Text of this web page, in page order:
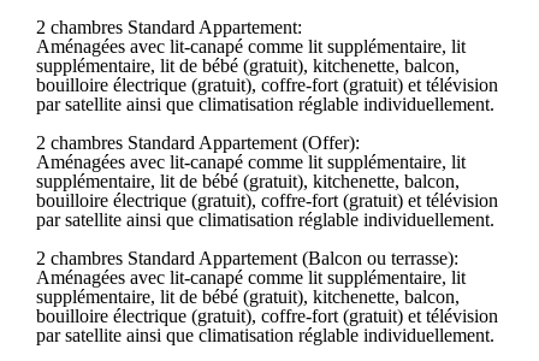
2 chambres Standard Appartement:
Aménagées avec lit-canapé comme lit supplémentaire, lit
supplémentaire, lit de bébé (gratuit), kitchenette, balcon,
bouilloire électrique (gratuit), coffre-fort (gratuit) et télévision
par satellite ainsi que climatisation réglable individuellement.
2 chambres Standard Appartement (Offer):
Aménagées avec lit-canapé comme lit supplémentaire, lit
supplémentaire, lit de bébé (gratuit), kitchenette, balcon,
bouilloire électrique (gratuit), coffre-fort (gratuit) et télévision
par satellite ainsi que climatisation réglable individuellement.
2 chambres Standard Appartement (Balcon ou terrasse):
Aménagées avec lit-canapé comme lit supplémentaire, lit
supplémentaire, lit de bébé (gratuit), kitchenette, balcon,
bouilloire électrique (gratuit), coffre-fort (gratuit) et télévision
par satellite ainsi que climatisation réglable individuellement.